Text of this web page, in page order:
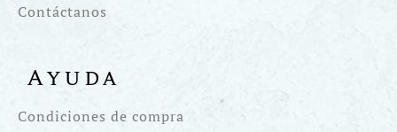
Contáctanos
Ayuda
Condiciones de compra